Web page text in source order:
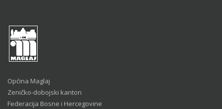
Općina Maglaj
Zeničko-dobojski kanton
Federacija Bosne i Hercegovine